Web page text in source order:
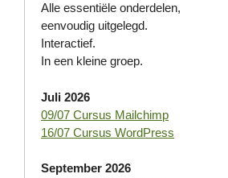
Alle essentiële onderdelen,
eenvoudig uitgelegd.
Interactief.
In een kleine groep.
Juli 2026
09/07 Cursus Mailchimp
16/07 Cursus WordPress
September 2026